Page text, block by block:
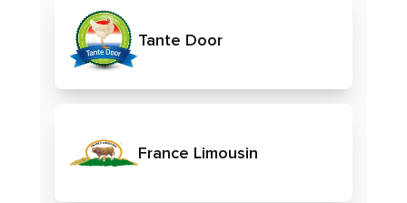
Tante Door
France Limousin